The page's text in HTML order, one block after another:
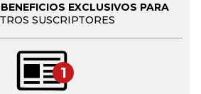
EXCLUSIVOS PARA
SUSCRIPTORES
1